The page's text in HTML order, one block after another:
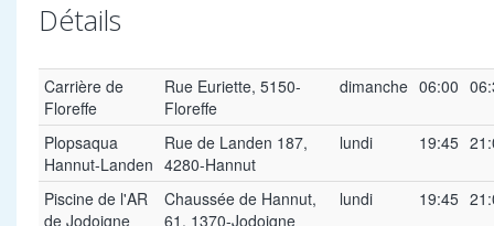
Détails
Carrière de
Floreffe
Rue Euriette, 5150-
Floreffe
dimanche 06:00
Plopsaqua
Hannut-Landen
Rue de Landen 187,
4280-Hannut
lundi 19:45
Piscine de l'AR
de Jodoigne
Chaussée de Hannut,
61, 1370-Jodoigne
lundi 19:45